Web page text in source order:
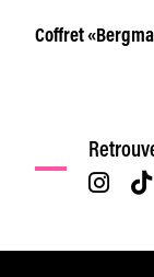
Coffret